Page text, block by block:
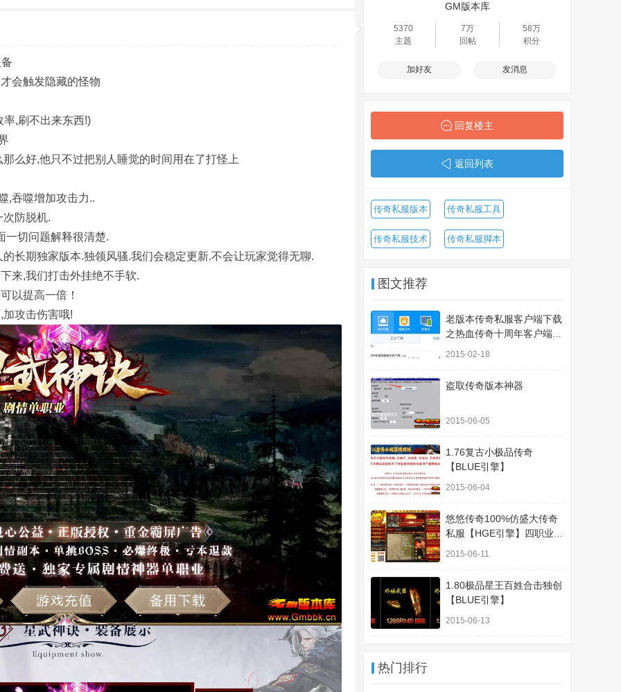
会触发隐藏的怪物
,刷不出来东西!)
么好,他只不过把别人睡觉的时间用在了打怪上
,吞噬增加攻击力..
防脱机.
一切问题解释很清楚.
长期独家版本.独领风骚.我们会稳定更新.不会让玩家觉得无聊.
来,我们打击外挂绝不手软.
以提高一倍！
攻击伤害哦!
GM版本库
5370
主题
7万
回帖
58万
积分
加好友 发消息
回复楼主
返回列表
传奇私服版本 传奇私服工具
传奇私服技术 传奇私服脚本
图文推荐
老版本传奇私服客户端下载
之热血传奇十周年客户端下
2015-02-18
盗取传奇版本神器
2015-06-05
1.76复古小极品传奇
【BLUE引擎】
2015-06-04
悠悠传奇100%仿盛大传奇
私服【HGE引擎】四职业疯
2015-06-11
1.80极品星王百姓合击独创
【BLUE引擎】
2015-06-13
热门排行